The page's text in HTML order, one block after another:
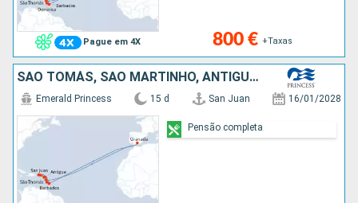
Pague em 4X 800 € +Taxas
SÃO TOMÁS, SÃO MARTINHO, ANTÍGUA E BARBUDA, BARBADOS, SANTA LÚCIA, DOMINICA, GRENADA, PORTO RICO
Emerald Princess 15 d San Juan 16/01/2028
Pensão completa